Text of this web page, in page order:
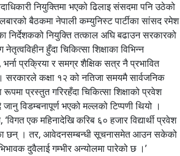
नियुक्तिमा भएको ढिलाइ संसदमा पनि उठेको
बैठकमा नेपाली कम्युनिस्ट पार्टीका सांसद रमेश
निर्देशकको नियुक्ति तत्काल अघि बढाउन सरकारको
हुँदा चिकित्सा शिक्षाका विभिन्न
भर्ना प्रक्रिया र समग्र शैक्षिक सत्र नै प्रभावित
सरकारले कक्षा १२ को नतिजा समयमै सार्वजनिक
प्रस्तुत गरिरहँदा चिकित्सा शिक्षाको प्रवेश
विडम्बनापूर्ण भएको मल्लको टिप्पणी थियो ।
एक महिनादेखि करिब ६० हजार विद्यार्थी प्रवेश
छन् । तर, आवेदनसम्बन्धी सूचनासमेत आउन सकेको
दुवैलाई गम्भीर अन्योलमा पारेको छ ।’